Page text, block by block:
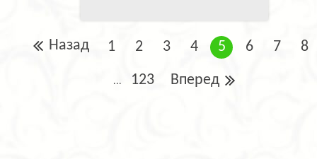
Назад 1 2 3 4 5 6 7 8
... 123 Вперед